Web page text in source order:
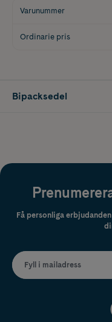
Varunummer
Ordinarie pris
Bipacksedel
Få personliga
Fyll i mailadress